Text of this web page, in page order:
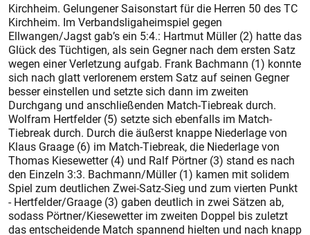
Kirchheim. Gelungener Saisonstart für die Herren 50 des TC
Kirchheim. Im Verbandsligaheimspiel gegen
Ellwangen/Jagst gab’s ein 5:4.: Hartmut Müller (2) hatte das
Glück des Tüchtigen, als sein Gegner nach dem ersten Satz
wegen einer Verletzung aufgab. Frank Bachmann (1) konnte
sich nach glatt verlorenem erstem Satz auf seinen Gegner
besser einstellen und setzte sich dann im zweiten
Durchgang und anschließenden Match-Tiebreak durch.
Wolfram Hertfelder (5) setzte sich ebenfalls im Match-
Tiebreak durch. Durch die äußerst knappe Niederlage von
Klaus Graage (6) im Match-Tiebreak, die Niederlage von
Thomas Kiesewetter (4) und Ralf Pörtner (3) stand es nach
den Einzeln 3:3. Bachmann/Müller (1) kamen mit solidem
Spiel zum deutlichen Zwei-Satz-Sieg und zum vierten Punkt
- Hertfelder/Graage (3) gaben deutlich in zwei Sätzen ab,
sodass Pörtner/Kiesewetter im zweiten Doppel bis zuletzt
das entscheidende Match spannend hielten und nach knapp